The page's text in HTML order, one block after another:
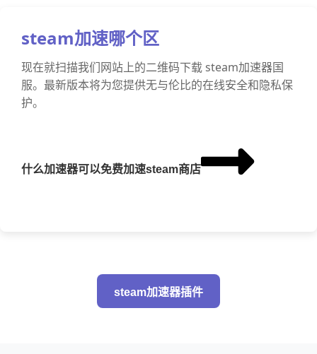
steam加速哪个区
现在就扫描我们网站上的二维码下载 steam加速器国
服。最新版本将为您提供无与伦比的在线安全和隐私保
护。
什么加速器可以免费加速steam商店
steam加速器插件